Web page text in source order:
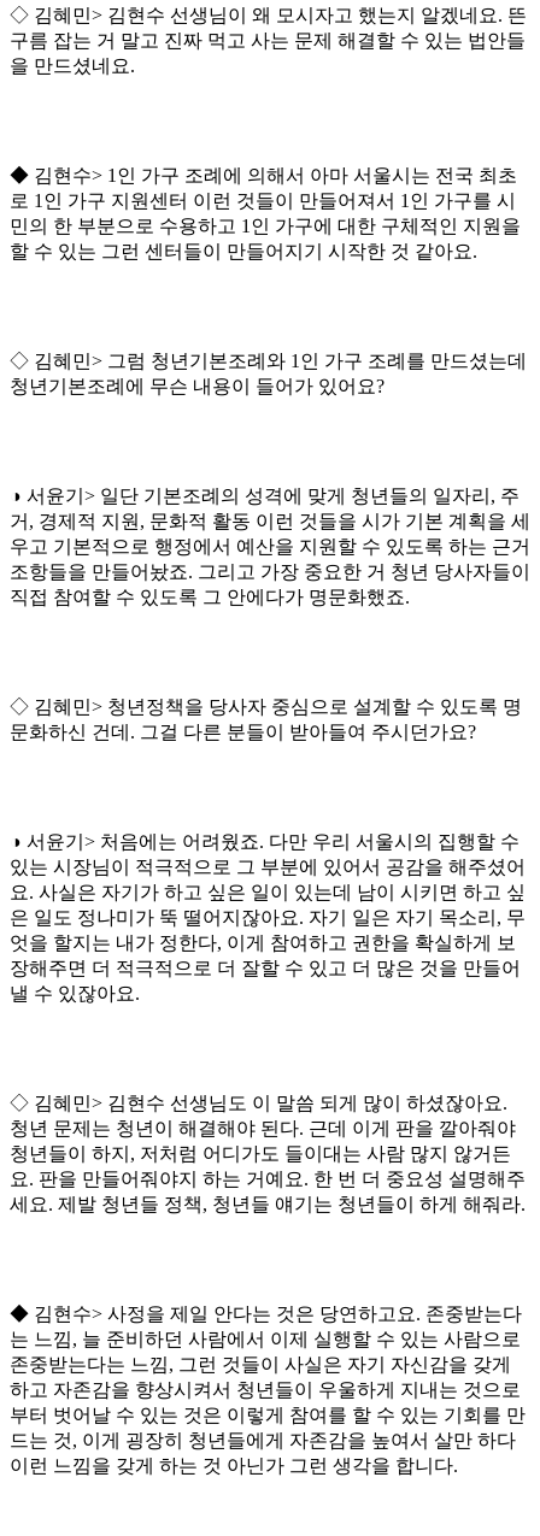
◇ 김혜민> 김현수 선생님이 왜 모시자고 했는지 알겠네요. 뜬
구름 잡는 거 말고 진짜 먹고 사는 문제 해결할 수 있는 법안들
을 만드셨네요.
◆ 김현수> 1인 가구 조례에 의해서 아마 서울시는 전국 최초
로 1인 가구 지원센터 이런 것들이 만들어져서 1인 가구를 시
민의 한 부분으로 수용하고 1인 가구에 대한 구체적인 지원을
할 수 있는 그런 센터들이 만들어지기 시작한 것 같아요.
◇ 김혜민> 그럼 청년기본조례와 1인 가구 조례를 만드셨는데
청년기본조례에 무슨 내용이 들어가 있어요?
◑ 서윤기> 일단 기본조례의 성격에 맞게 청년들의 일자리, 주
거, 경제적 지원, 문화적 활동 이런 것들을 시가 기본 계획을 세
우고 기본적으로 행정에서 예산을 지원할 수 있도록 하는 근거
조항들을 만들어놨죠. 그리고 가장 중요한 거 청년 당사자들이
직접 참여할 수 있도록 그 안에다가 명문화했죠.
◇ 김혜민> 청년정책을 당사자 중심으로 설계할 수 있도록 명
문화하신 건데. 그걸 다른 분들이 받아들여 주시던가요?
◑ 서윤기> 처음에는 어려웠죠. 다만 우리 서울시의 집행할 수
있는 시장님이 적극적으로 그 부분에 있어서 공감을 해주셨어
요. 사실은 자기가 하고 싶은 일이 있는데 남이 시키면 하고 싶
은 일도 정나미가 뚝 떨어지잖아요. 자기 일은 자기 목소리, 무
엇을 할지는 내가 정한다, 이게 참여하고 권한을 확실하게 보
장해주면 더 적극적으로 더 잘할 수 있고 더 많은 것을 만들어
낼 수 있잖아요.
◇ 김혜민> 김현수 선생님도 이 말씀 되게 많이 하셨잖아요.
청년 문제는 청년이 해결해야 된다. 근데 이게 판을 깔아줘야
청년들이 하지, 저처럼 어디가도 들이대는 사람 많지 않거든
요. 판을 만들어줘야지 하는 거예요. 한 번 더 중요성 설명해주
세요. 제발 청년들 정책, 청년들 얘기는 청년들이 하게 해줘라.
◆ 김현수> 사정을 제일 안다는 것은 당연하고요. 존중받는다
는 느낌, 늘 준비하던 사람에서 이제 실행할 수 있는 사람으로
존중받는다는 느낌, 그런 것들이 사실은 자기 자신감을 갖게
하고 자존감을 향상시켜서 청년들이 우울하게 지내는 것으로
부터 벗어날 수 있는 것은 이렇게 참여를 할 수 있는 기회를 만
드는 것, 이게 굉장히 청년들에게 자존감을 높여서 살만 하다
이런 느낌을 갖게 하는 것 아닌가 그런 생각을 합니다.